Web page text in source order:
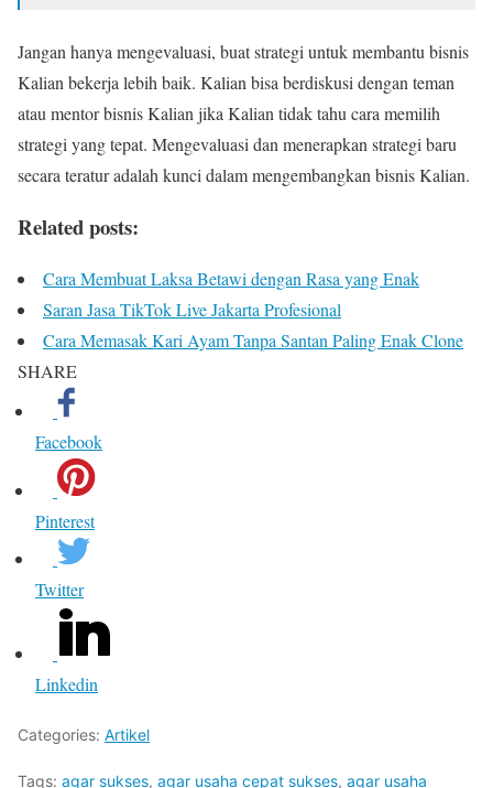
Jangan hanya mengevaluasi, buat strategi untuk membantu bisnis
Kalian bekerja lebih baik. Kalian bisa berdiskusi dengan teman
atau mentor bisnis Kalian jika Kalian tidak tahu cara memilih
strategi yang tepat. Mengevaluasi dan menerapkan strategi baru
secara teratur adalah kunci dalam mengembangkan bisnis Kalian.
Related posts:
Cara Membuat Laksa Betawi dengan Rasa yang Enak
Saran Jasa TikTok Live Jakarta Profesional
Cara Memasak Kari Ayam Tanpa Santan Paling Enak Clone
SHARE
Facebook
Pinterest
Twitter
Linkedin
Categories: Artikel
Tags: agar sukses, agar usaha cepat sukses, agar usaha